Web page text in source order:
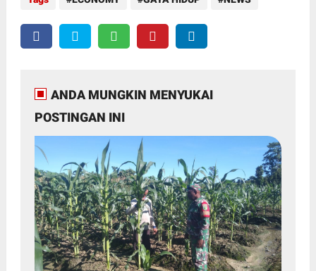
ANDA MUNGKIN MENYUKAI
POSTINGAN INI